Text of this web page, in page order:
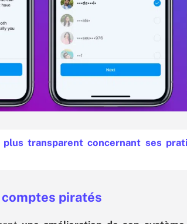
plus transparent concernant ses
piratés